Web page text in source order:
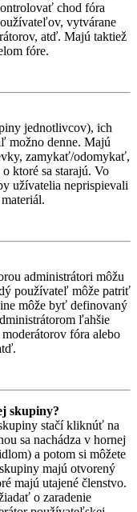
chod fóra
vytvárane
atď. Majú taktiež
fóre.
jednotlivcov), ich
možno denne. Majú
zamykať/odomykať,
ktoré sa starajú. Vo
užívatelia neprispievali
administrátori môžu
používateľ môže patriť
môže byť definovaný
ľahšie
fóra alebo
skupiny?
stačí kliknúť na
sa nachádza v hornej
a potom si môžete
majú otvorený
majú utajené členstvo.
o zaradenie